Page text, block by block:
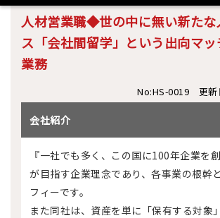
人材営業職◆世の中に無い新たな
ス「会社間留学」という出向マッ
業務
No:HS-0019 更新
会社紹介
『一社でも多く、この国に100年企業を
が目指す企業理念であり、各事業の根幹
フィーです。
また同社は、資産を単に「保有する対象